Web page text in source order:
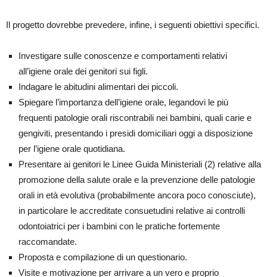
Il progetto dovrebbe prevedere, infine, i seguenti obiettivi specifici.
Investigare sulle conoscenze e comportamenti relativi
all’igiene orale dei genitori sui figli.
Indagare le abitudini alimentari dei piccoli.
Spiegare l’importanza dell’igiene orale, legandovi le più
frequenti patologie orali riscontrabili nei bambini, quali carie e
gengiviti, presentando i presidi domiciliari oggi a disposizione
per l’igiene orale quotidiana.
Presentare ai genitori le Linee Guida Ministeriali (2) relative alla
promozione della salute orale e la prevenzione delle patologie
orali in età evolutiva (probabilmente ancora poco conosciute),
in particolare le accreditate consuetudini relative ai controlli
odontoiatrici per i bambini con le pratiche fortemente
raccomandate.
Proposta e compilazione di un questionario.
Visite e motivazione per arrivare a un vero e proprio